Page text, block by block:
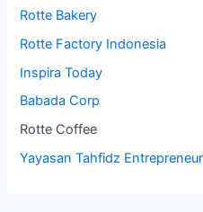
Rotte Bakery
Rotte Factory Indonesia
Inspira Today
Babada Corp
Rotte Coffee
Yayasan Tahfidz